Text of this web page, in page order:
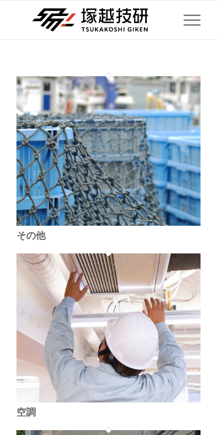
その他
空調